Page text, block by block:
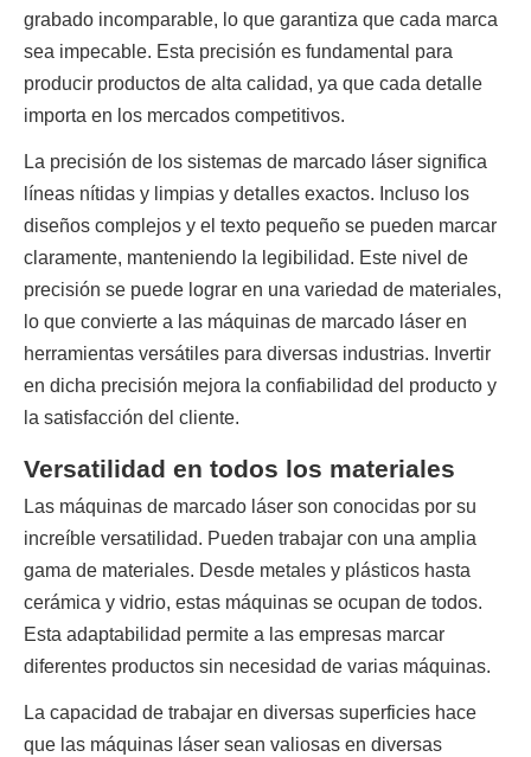
grabado incomparable, lo que garantiza que cada marca
sea impecable. Esta precisión es fundamental para
producir productos de alta calidad, ya que cada detalle
importa en los mercados competitivos.
La precisión de los sistemas de marcado láser significa
líneas nítidas y limpias y detalles exactos. Incluso los
diseños complejos y el texto pequeño se pueden marcar
claramente, manteniendo la legibilidad. Este nivel de
precisión se puede lograr en una variedad de materiales,
lo que convierte a las máquinas de marcado láser en
herramientas versátiles para diversas industrias. Invertir
en dicha precisión mejora la confiabilidad del producto y
la satisfacción del cliente.
Versatilidad en todos los materiales
Las máquinas de marcado láser son conocidas por su
increíble versatilidad. Pueden trabajar con una amplia
gama de materiales. Desde metales y plásticos hasta
cerámica y vidrio, estas máquinas se ocupan de todos.
Esta adaptabilidad permite a las empresas marcar
diferentes productos sin necesidad de varias máquinas.
La capacidad de trabajar en diversas superficies hace
que las máquinas láser sean valiosas en diversas